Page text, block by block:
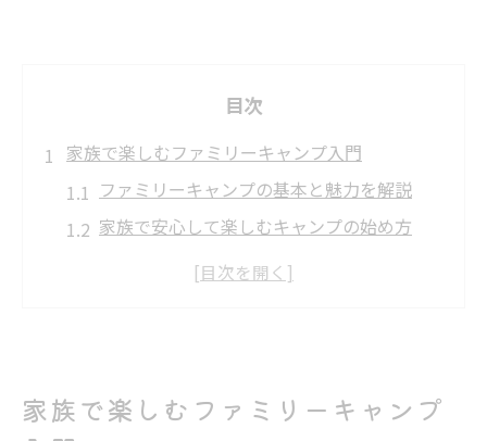
目次
家族で楽しむファミリーキャンプ入門
ファミリーキャンプの基本と魅力を解説
家族で安心して楽しむキャンプの始め方
キャンプ場選びで失敗しないための基準
初心者が揃えるべきキャンプ道具の選び方
家族で楽しむファミリーキャンプ